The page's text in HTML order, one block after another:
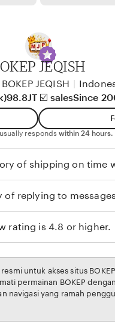
JEQISH
JEQISH
98.8JT ☑️ salesSince
responds within 24 hours.
of shipping on time
of replying to
rating is 4.8 or higher.